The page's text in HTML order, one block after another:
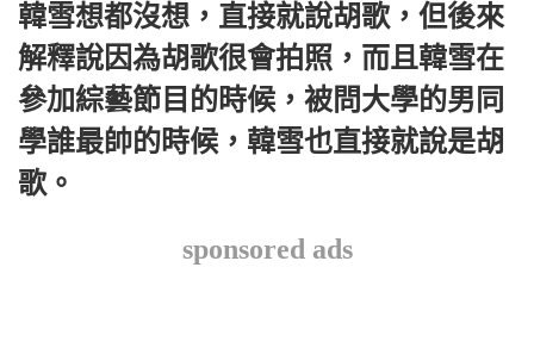
韓雪想都沒想，直接就說胡歌，但後來
解釋說因為胡歌很會拍照，而且韓雪在
參加綜藝節目的時候，被問大學的男同
學誰最帥的時候，韓雪也直接就說是胡
歌。
sponsored ads